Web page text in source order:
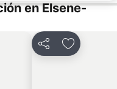
en Elsene-
CompartirAgregar